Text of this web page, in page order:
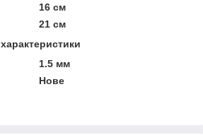
16 см
21 см
1.5 мм
Нове